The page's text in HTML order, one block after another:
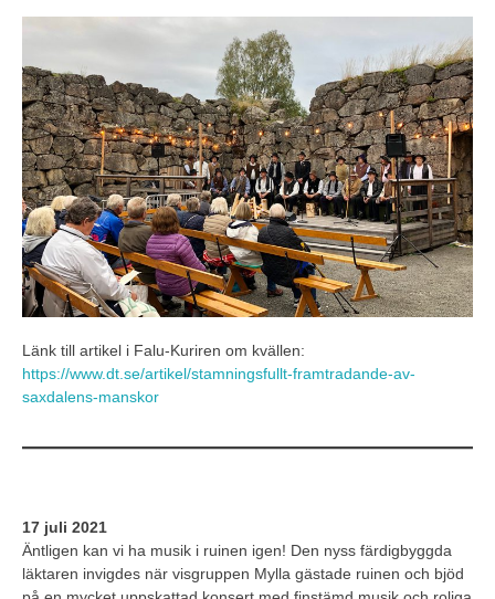
Länk till artikel i Falu-Kuriren om kvällen:
https://www.dt.se/artikel/stamningsfullt-framtradande-av-
saxdalens-manskor
17 juli 2021
Äntligen kan vi ha musik i ruinen igen! Den nyss färdigbyggda
läktaren invigdes när visgruppen Mylla gästade ruinen och bjöd